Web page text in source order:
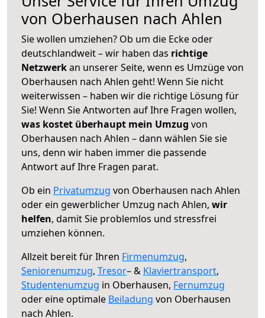
von Oberhausen nach Ahlen
Sie wollen umziehen? Ob um die Ecke oder
deutschlandweit – wir haben das richtige
Netzwerkan unserer Seite, wenn es Umzüge von
Oberhausen nach Ahlen geht! Wenn Sie nicht
weiterwissen – haben wir die richtige Lösung für
Sie! Wenn Sie Antworten auf Ihre Fragen wollen,
was kostet überhaupt mein Umzug von
Oberhausen nach Ahlen – dann wählen Sie sie
uns, denn wir haben immer die passende
Antwort auf Ihre Fragen parat.
Ob ein Privatumzug von Oberhausen nach Ahlen
oder ein gewerblicher Umzug nach Ahlen, wir
helfen, damit Sie problemlos und stressfrei
umziehen können.
Allzeit bereit für Ihren Firmenumzug,
Seniorenumzug, Tresor– & Klaviertransport,
Studentenumzug in Oberhausen, Fernumzug
oder eine optimale Beiladung von Oberhausen
nach Ahlen.